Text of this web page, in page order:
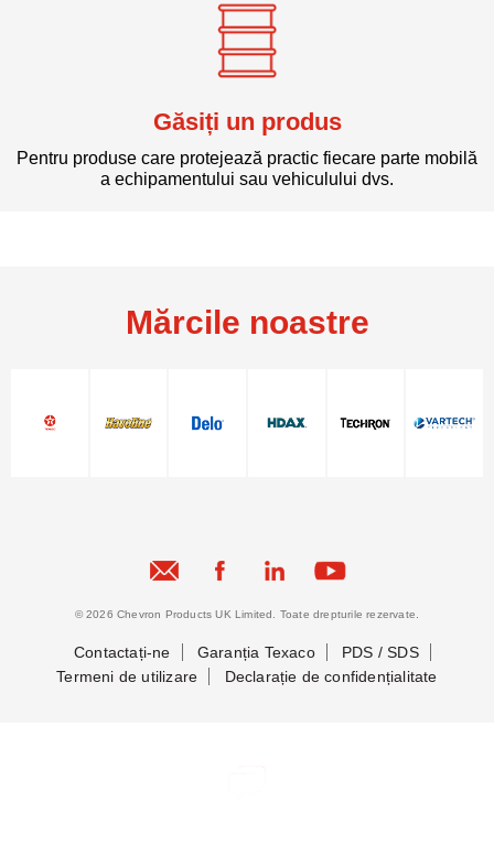
Găsiți un produs
Pentru produse care protejează practic fiecare parte mobilă
a echipamentului sau vehiculului dvs.
Mărcile noastre
© 2026 Chevron Products UK Limited. Toate drepturile rezervate.
Contactați-ne Garanția Texaco
PDS / SDS
Termeni de utilizare
Declarație de confidențialitate